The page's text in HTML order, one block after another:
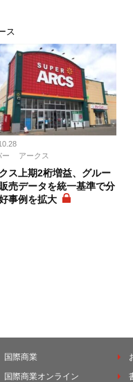
ス
ー
アークス
ス上期2桁増益、グルー
売データを統一基準で分
事例を拡大
国際商業
国際商業オンライン